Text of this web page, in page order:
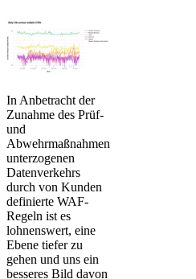
In Anbetracht der
Zunahme des Prüf-
und
Abwehrmaßnahmen
unterzogenen
Datenverkehrs
durch von Kunden
definierte WAF-
Regeln ist es
lohnenswert, eine
Ebene tiefer zu
gehen und uns ein
besseres Bild davon